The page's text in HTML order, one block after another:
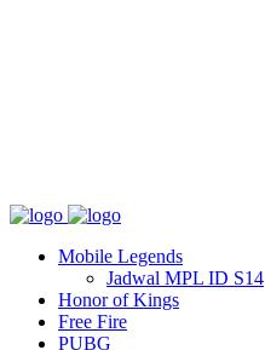
Mobile Legends
Jadwal MPL ID S14
Honor of Kings
Free Fire
PUBG